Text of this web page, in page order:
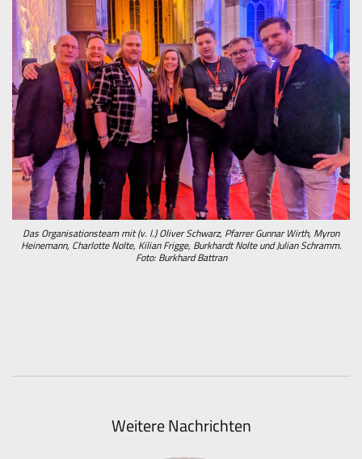
Das Organisationsteam mit (v. l.) Oliver Schwarz, Pfarrer Gunnar Wirth, Myron
Heinemann, Charlotte Nolte, Kilian Frigge, Burkhardt Nolte und Julian Schramm.
Foto: Burkhard Battran
Weitere Nachrichten